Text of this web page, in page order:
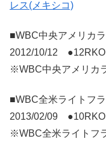
レス(メキシコ)
■WBC中央アメリカ
2012/10/12
※WBC中央アメリカ
■WBC全米ライトフ
2013/02/09
※WBC全米ライトフ